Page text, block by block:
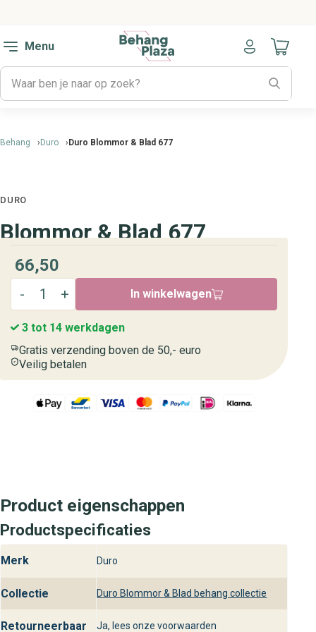
Menu
Naar
Behang Duro Duro Blommor & Blad 677
DURO
Blommor & Blad 677
66,50
In winkelwagen
3 tot 14 werkdagen
Gratis verzending boven de 50,- euro
Veilig betalen
Product eigenschappen
Productspecificaties
Merk Duro
Collectie Duro Blommor & Blad behang collectie
Retourneerbaar Ja, lees onze voorwaarden